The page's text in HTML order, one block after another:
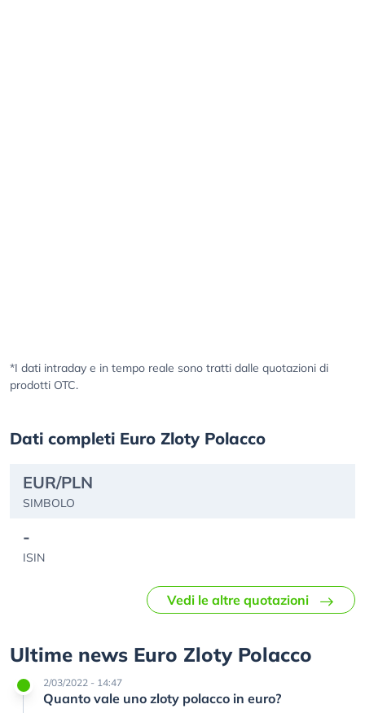
*I dati intraday e in tempo reale sono tratti dalle quotazioni di
prodotti OTC.
Dati completi Euro Zloty Polacco
EUR/PLN
SIMBOLO
-
ISIN
Vedi le altre quotazioni
Ultime news Euro Zloty Polacco
2/03/2022 - 14:47
Quanto vale uno zloty polacco in euro?